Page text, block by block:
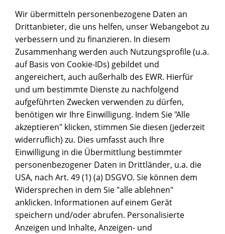
Wir übermitteln personenbezogene Daten an
Drittanbieter, die uns helfen, unser Webangebot zu
verbessern und zu finanzieren. In diesem
Zusammenhang werden auch Nutzungsprofile (u.a.
auf Basis von Cookie-IDs) gebildet und
angereichert, auch außerhalb des EWR. Hierfür
und um bestimmte Dienste zu nachfolgend
aufgeführten Zwecken verwenden zu dürfen,
benötigen wir Ihre Einwilligung. Indem Sie "Alle
akzeptieren" klicken, stimmen Sie diesen (jederzeit
widerruflich) zu. Dies umfasst auch Ihre
Einwilligung in die Übermittlung bestimmter
personenbezogener Daten in Drittländer, u.a. die
USA, nach Art. 49 (1) (a) DSGVO. Sie können dem
Widersprechen in dem Sie "alle ablehnen"
anklicken. Informationen auf einem Gerät
speichern und/oder abrufen. Personalisierte
Anzeigen und Inhalte, Anzeigen- und